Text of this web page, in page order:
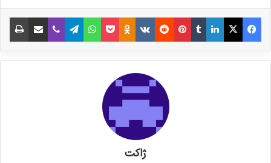
فیس بوک X لینکدین
‫تامبلر‫پین‌ترست
‫رددیت‫VKontakte
‫Odnoklassniki
پاکتواتس آپ تلگراموایبر اشتراک گذاری از طریق ایمیل
ژاکت